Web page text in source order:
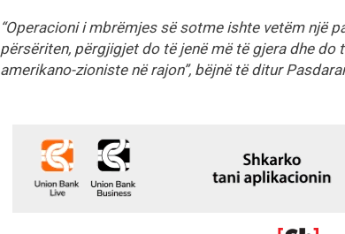
“Operacioni i mbrëmjes së sotme ishte vetëm një
përsëriten, përgjigjet do të jenë më të gjera dhe
amerikano-zioniste në rajon”, bëjnë të ditur